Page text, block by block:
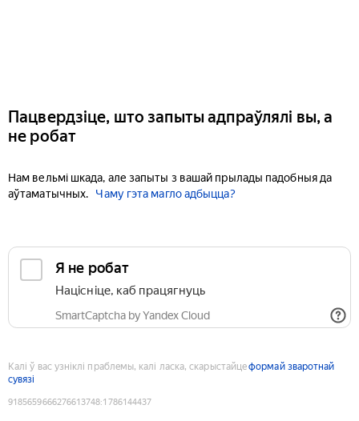
Пацвердзіце, што запыты адпраўлялі вы, а
не робат
Нам вельмі шкада, але запыты з вашай прылады падобныя да
аўтаматычных.
Чаму гэта магло адбыцца?
Я не робат
Націсніце, каб працягнуць
SmartCaptcha by Yandex Cloud
Калі ў вас узніклі праблемы, калі ласка, скарыстайцеформай зваротнай
сувязі
9185659666276613748:1786144437